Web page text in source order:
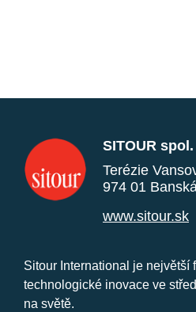
SITOUR
Terézie
974 01
www.sitour.sk
Sitour International je největší
technologické inovace ve
na světě.